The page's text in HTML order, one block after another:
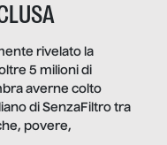
rivelato la
5 milioni di
averne colto
di SenzaFiltro tra
povere,